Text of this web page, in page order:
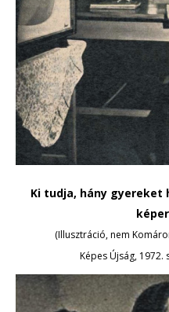
Ki tudja, hány gyereket
(Illusztráció, nem
Képes Újság,